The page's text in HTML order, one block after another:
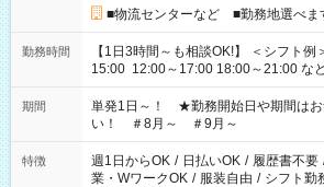
■物流センターなど ■勤務地選べま
勤務時間
【1日3時間～も相談OK!】 ＜シフト例＞ 9:00～12:00 10:00～
15:00 12:00～17:00 18:00～21:00 など こちら以外の時間帯
お気軽にご相談ください！
期間
単発1日～！ ★勤務開始日や期間はお
い！ ＃8月～ ＃9月～
特徴 週1日からOK / 日払いOK / 履歴書不要
業・WワークOK / 服装自由 / シフト勤